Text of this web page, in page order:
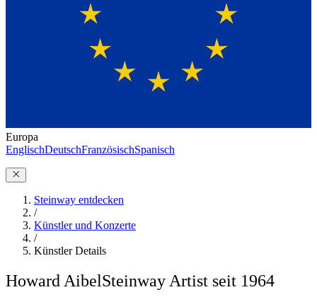
Europa
EnglischDeutschFranzösischSpanisch
Steinway entdecken
/
Künstler und Konzerte
/
Künstler Details
Howard AibelSteinway Artist seit 1964